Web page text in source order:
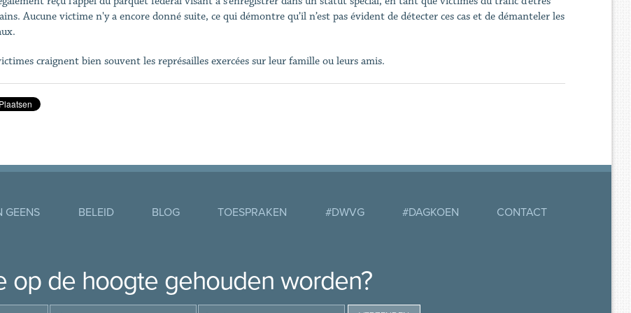
Aucune victime n'y a encore donné suite, ce qui démontre qu’il n’est pas évident de détecter ces cas et de démanteler les
craignent bien souvent les représailles exercées sur leur famille ou leurs amis.
GEENS BELEID BLOG TOESPRAKEN #DWVG #DAGKOEN CONTACT
op de hoogte gehouden worden?